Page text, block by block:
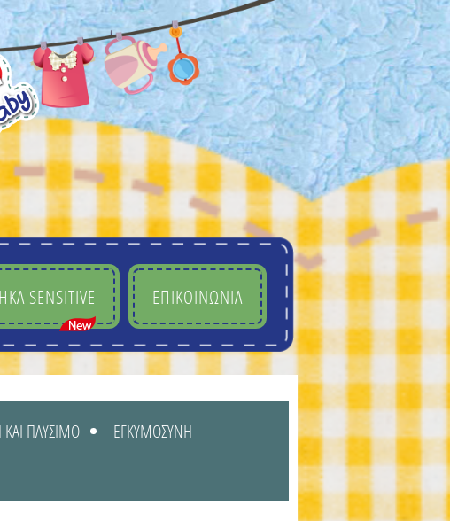
SENSITIVE ΕΠΙΚΟΙΝΩΝΙΑ
ΠΛΥΣΙΜΟ
ΕΓΚΥΜΟΣΥΝΗ